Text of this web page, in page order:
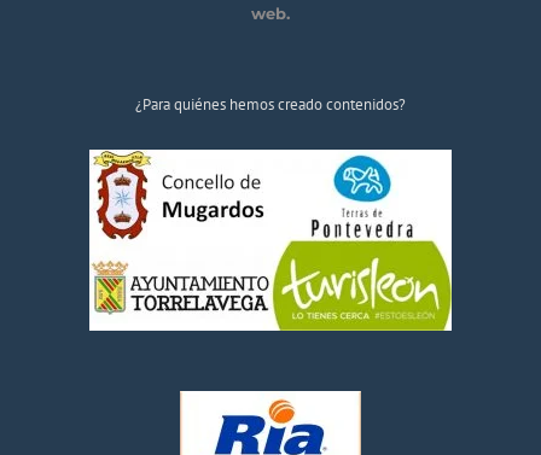
web.
¿Para quiénes hemos creado contenidos?